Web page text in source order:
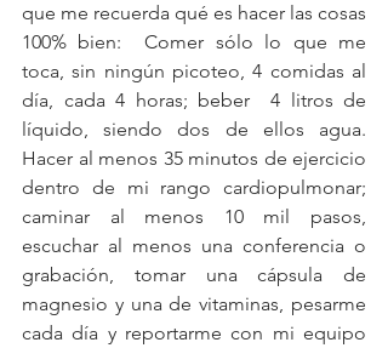
que me recuerda qué es hacer las cosas
100% bien:  Comer sólo lo que me
toca, sin ningún picoteo, 4 comidas al
día, cada 4 horas; beber  4 litros de
líquido, siendo dos de ellos agua.
Hacer al menos 35 minutos de ejercicio
dentro de mi rango cardiopulmonar;
caminar al menos 10 mil pasos,
escuchar al menos una conferencia o
grabación, tomar una cápsula de
magnesio y una de vitaminas, pesarme
cada día y reportarme con mi equipo